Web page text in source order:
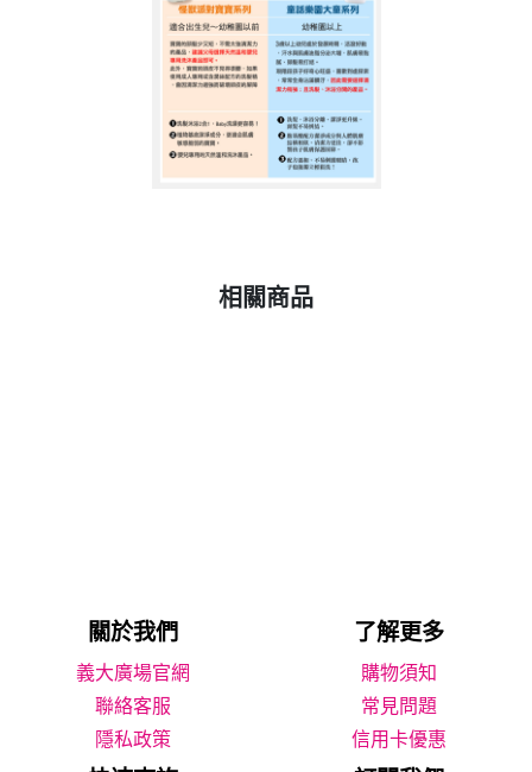
相關商品
關於我們 了解更多
義大廣場官網
購物須知
聯絡客服
常見問題
隱私政策
信用卡優惠